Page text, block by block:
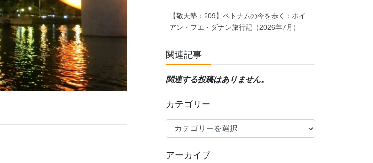
【敬天塾：209】ベトナムの今を歩く：ホイ
アン・フエ・ダナン旅行記（2026年7月）
関連記事
関連する投稿はありません。
カテゴリー
テ
リ
アーカイブ